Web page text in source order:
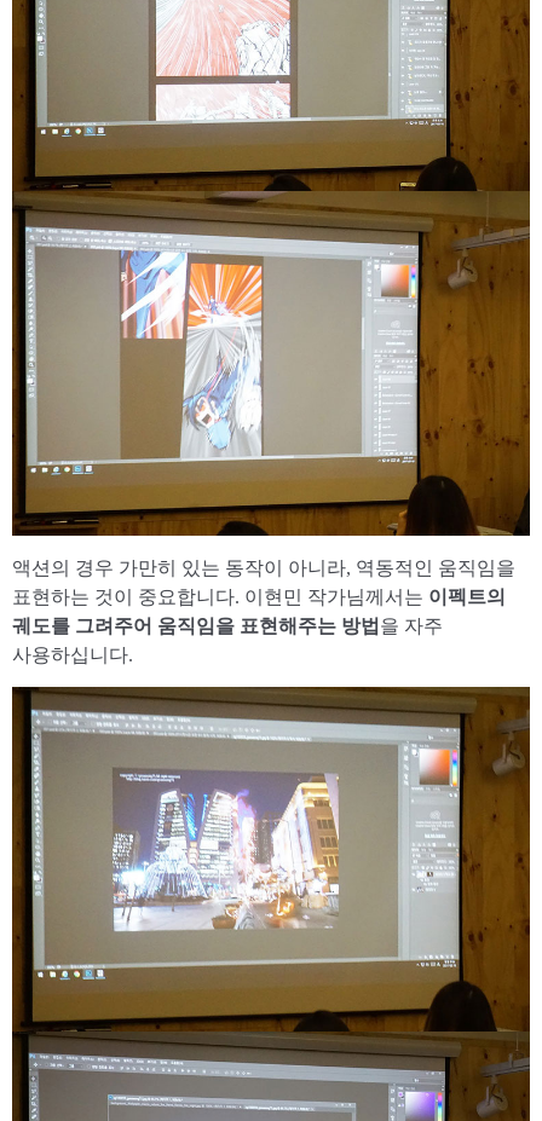
액션의 경우 가만히 있는 동작이 아니라, 역동적인 움직임을
표현하는 것이 중요합니다. 이현민 작가님께서는 이펙트의
궤도를 그려주어 움직임을 표현해주는 방법 을 자주
사용하십니다.